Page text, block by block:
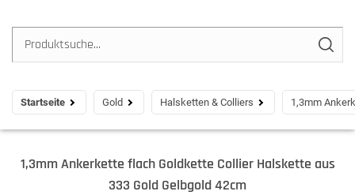
Startseite Gold Halsketten & Colliers 1,3mm
1,3mm Ankerkette flach Goldkette Collier Halskette aus
333 Gold Gelbgold 42cm